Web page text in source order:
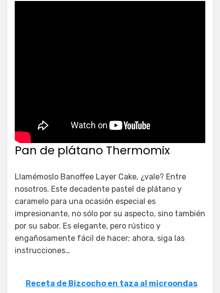
Pan de plátano Thermomix
Llamémoslo Banoffee Layer Cake, ¿vale? Entre
nosotros. Este decadente pastel de plátano y
caramelo para una ocasión especial es
impresionante, no sólo por su aspecto, sino también
por su sabor. Es elegante, pero rústico y
engañosamente fácil de hacer; ahora, siga las
instrucciones…
Receta de Bizcocho en taza al microondas